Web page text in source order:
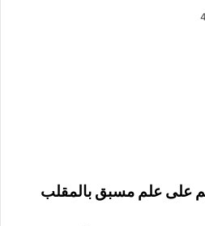
على علم مسبق بالمقلب